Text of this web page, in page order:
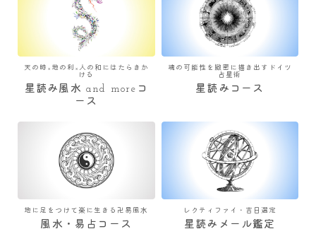
天の時×地の利×人の和にはたらきか
ける
星読み風水 and moreコ
ース
魂の可能性を緻密に描き出すドイツ
占星術
星読みコース
地に足をつけて楽に生きる卍易風水
風水・易占コース
レクティファイ・吉日選定
星読みメール鑑定